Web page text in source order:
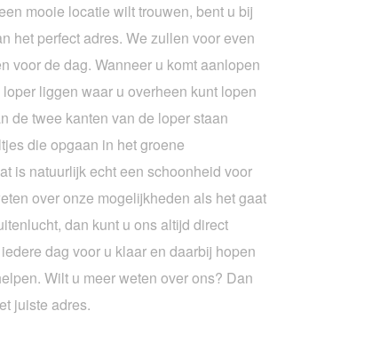
mooie locatie wilt trouwen, bent u bij
het perfect adres. We zullen voor even
voor de dag. Wanneer u komt aanlopen
liggen waar u overheen kunt lopen
de twee kanten van de loper staan
die opgaan in het groene
is natuurlijk echt een schoonheid voor
over onze mogelijkheden als het gaat
dan kunt u ons altijd direct
dag voor u klaar en daarbij hopen
Wilt u meer weten over ons? Dan
juiste adres.